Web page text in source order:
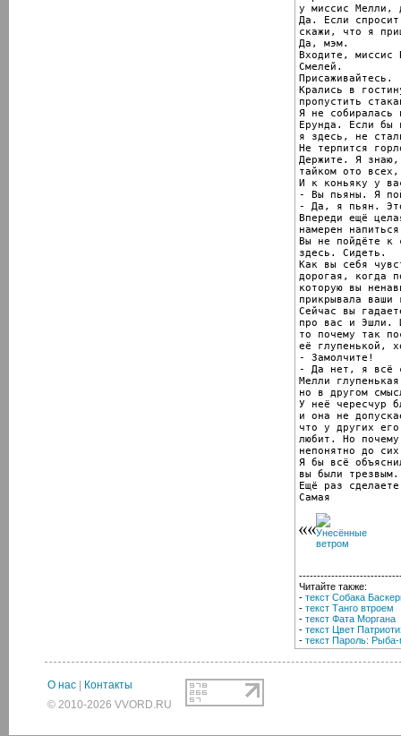
у миссис Мелли,
Да. Если
скажи, что я
Да, мэм.
Входите, миссис
Смелей.
Присаживайтесь.
Крались в
пропустить
Я не
Ерунда. Если бы
я здесь, не
Не терпится
Держите. Я
тайком ото
И к коньяку у
- Вы пьяны. Я
- Да, я пьян.
Впереди ещё
намерен
Вы не пойдёте к
здесь. Сидеть.
Как вы себя
дорогая, когда
которую вы
прикрывала ваши
Сейчас вы
про вас и Эшли.
то почему так
её глупенькой,
- Замолчите!
- Да нет, я всё
Мелли
но в другом
У неё чересчур
и она не
что у других
любит. Но
непонятно до
Я бы всё
вы были
Ещё раз
Самая
Читайте также:
- текст Собака
- текст Танго втроем
- текст Фата Моргана
- текст Цвет
- текст Пароль:
О нас
Контакты
© 2010-2026 VVORD.RU